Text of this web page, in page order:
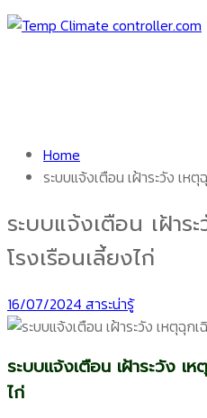
Home
ระบบแจ้งเตือน เฝ้าระวัง เห
ระบบแจ้งเตือน เฝ้าร
โรงเรือนเลี้ยงไก่
16/07/2024 สาระน่ารู้
ระบบแจ้งเตือน เฝ้าระวัง เห
ไก่